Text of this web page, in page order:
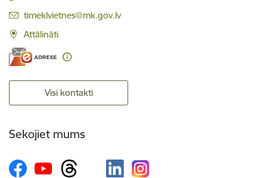
E-pasts:
timeklvietnes@mk.gov.lv
Attālināti
Visi kontakti
Sekojiet mums